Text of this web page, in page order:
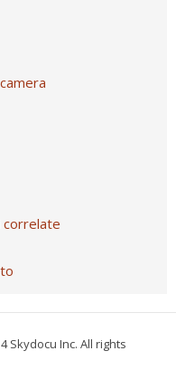
correlate
Skydocu Inc. All rights